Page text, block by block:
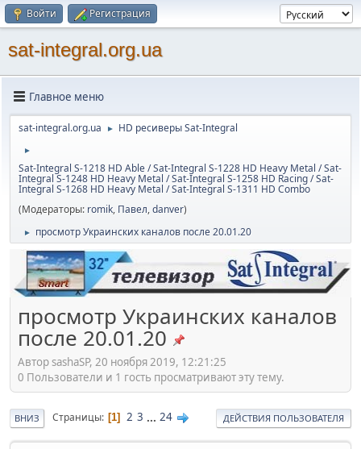
Войти Регистрация
sat-integral.org.ua
Главное меню
sat-integral.org.ua ► HD ресиверы Sat-Integral
►
Sat-Integral S-1218 HD Able / Sat-Integral S-1228 HD Heavy Metal / Sat-
Integral S-1248 HD Heavy Metal / Sat-Integral S-1258 HD Racing / Sat-
Integral S-1268 HD Heavy Metal / Sat-Integral S-1311 HD Combo
(Модераторы: romik, Павел,danver)
► просмотр Украинских каналов после 20.01.20
просмотр Украинских каналов
после 20.01.20
Автор sashaSP, 20 ноября 2019, 12:21:25
0 Пользователи и 1 гость просматривают эту тему.
ВНИЗ Страницы 1 2 3 ... 24 ДЕЙСТВИЯ ПОЛЬЗОВАТЕЛЯ